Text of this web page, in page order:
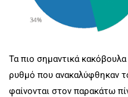
Τα πιο σημαντικά
ρυθμό που ανακαλύφθηκαν
φαίνονται στον παρακάτω